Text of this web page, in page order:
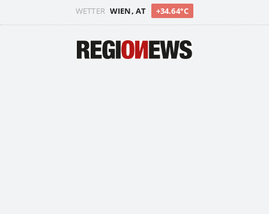
WETTER WIEN, AT +34.64°C